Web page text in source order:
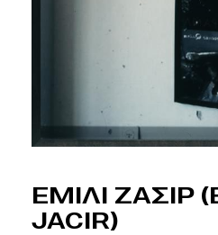
Εμιλι Ζασιρ
Jacir)